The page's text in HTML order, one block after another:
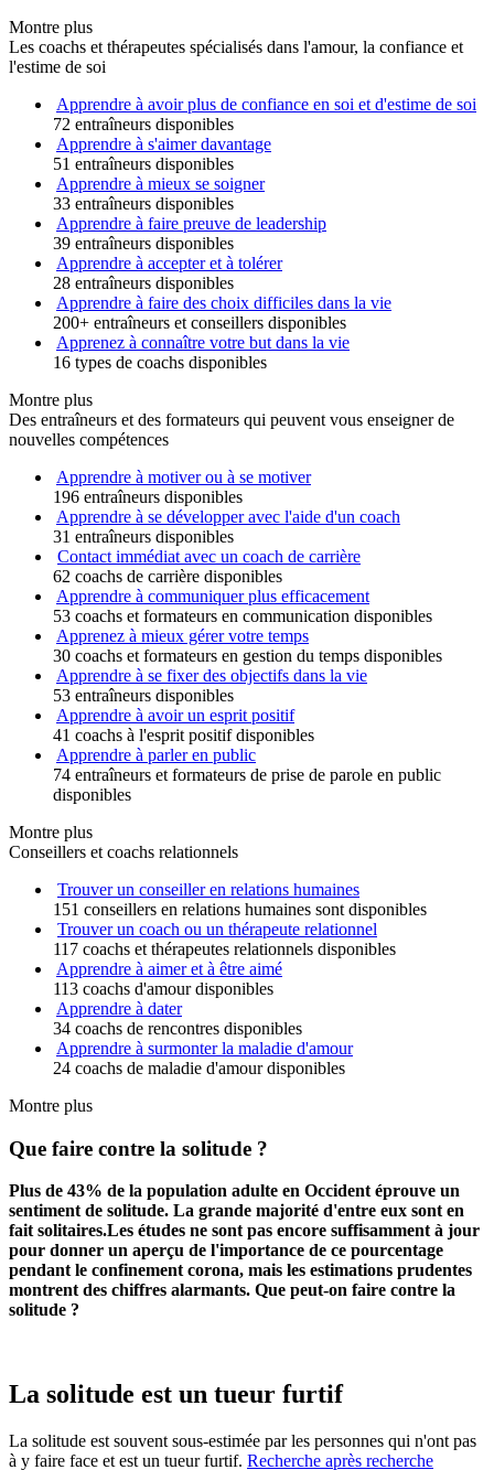
Montre plus
Les coachs et thérapeutes spécialisés dans l'amour, la confiance et
l'estime de soi
Apprendre à avoir plus de confiance en soi et d'estime de soi
72 entraîneurs disponibles
Apprendre à s'aimer davantage
51 entraîneurs disponibles
Apprendre à mieux se soigner
33 entraîneurs disponibles
Apprendre à faire preuve de leadership
39 entraîneurs disponibles
Apprendre à accepter et à tolérer
28 entraîneurs disponibles
Apprendre à faire des choix difficiles dans la vie
200+ entraîneurs et conseillers disponibles
Apprenez à connaître votre but dans la vie
16 types de coachs disponibles
Montre plus
Des entraîneurs et des formateurs qui peuvent vous enseigner de
nouvelles compétences
Apprendre à motiver ou à se motiver
196 entraîneurs disponibles
Apprendre à se développer avec l'aide d'un coach
31 entraîneurs disponibles
Contact immédiat avec un coach de carrière
62 coachs de carrière disponibles
Apprendre à communiquer plus efficacement
53 coachs et formateurs en communication disponibles
Apprenez à mieux gérer votre temps
30 coachs et formateurs en gestion du temps disponibles
Apprendre à se fixer des objectifs dans la vie
53 entraîneurs disponibles
Apprendre à avoir un esprit positif
41 coachs à l'esprit positif disponibles
Apprendre à parler en public
74 entraîneurs et formateurs de prise de parole en public
disponibles
Montre plus
Conseillers et coachs relationnels
Trouver un conseiller en relations humaines
151 conseillers en relations humaines sont disponibles
Trouver un coach ou un thérapeute relationnel
117 coachs et thérapeutes relationnels disponibles
Apprendre à aimer et à être aimé
113 coachs d'amour disponibles
Apprendre à dater
34 coachs de rencontres disponibles
Apprendre à surmonter la maladie d'amour
24 coachs de maladie d'amour disponibles
Montre plus
Que faire contre la solitude ?
Plus de 43% de la population adulte en Occident éprouve un
sentiment de solitude. La grande majorité d'entre eux sont en
fait solitaires.Les études ne sont pas encore suffisamment à jour
pour donner un aperçu de l'importance de ce pourcentage
pendant le confinement corona, mais les estimations prudentes
montrent des chiffres alarmants. Que peut-on faire contre la
solitude ?
La solitude est un tueur furtif
La solitude est souvent sous-estimée par les personnes qui n'ont pas
à y faire face et est un tueur furtif. Recherche après recherche